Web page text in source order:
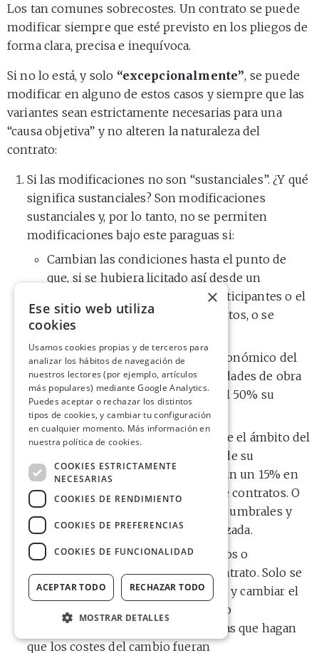
Los tan comunes sobrecostes. Un contrato se puede
modificar siempre que esté previsto en los pliegos de
forma clara, precisa e inequívoca.
Si no lo está, y solo “excepcionalmente”, se puede
modificar en alguno de estos casos y siempre que las
variantes sean estrictamente necesarias para una
“causa objetiva” y no alteren la naturaleza del
contrato:
Si las modificaciones no son “sustanciales”. ¿Y qué
significa sustanciales? Son modificaciones
sustanciales y, por lo tanto, no se permiten
modificaciones bajo este paraguas si:
Cambian las condiciones hasta el punto de
que, si se hubiera licitado así desde un
principio, la selección de los participantes o el
adjudicatario habrían sido distintos, o se
habría presentado más gente.
Cuando se altera el equilibrio económico del
contrato. Por ejemplo, si las unidades de obra
nuevas a añadir superan más del 50% su
presupuesto original.
Si se amplía de forma importante el ámbito del
contrato. Esto pasa si la cuantía de su
presupuesto total sube más de un un 15% en
obras o de un 10% en el resto de contratos. O
si, con el cambio, se superan los umbrales y
pasa a ser de regulación armonizada.
Si es necesario añadir obras, servicios o
suministros a los pactados en el contrato. Solo se
puede si no se puede volver a licitar y cambiar el
contratista por incompatibilidades o
características técnicas o económicas que hagan
que los costes del cambio fueran
×
Ese sitio web utiliza
cookies
Usamos cookies propias y de terceros para
analizar los hábitos de navegación de
nuestros lectores (por ejemplo, artículos
más populares) mediante Google Analytics.
Puedes aceptar o rechazar los distintos
tipos de cookies, y cambiar tu configuración
en cualquier momento. Más información en
nuestra política de cookies.
COOKIES ESTRICTAMENTE
NECESARIAS
COOKIES DE RENDIMIENTO
COOKIES DE PREFERENCIAS
COOKIES DE FUNCIONALIDAD
ACEPTAR TODO RECHAZAR TODO
MOSTRAR DETALLES